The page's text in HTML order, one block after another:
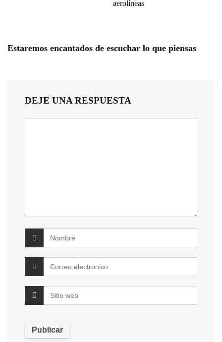
aerolíneas
Estaremos encantados de escuchar lo que piensas
DEJE UNA RESPUESTA